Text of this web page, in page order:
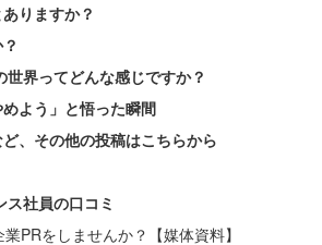
りますか？
世界ってどんな感じですか？
よう」と悟った瞬間
、その他の投稿はこちらから
社員の口コミ
PRをしませんか？【媒体資料】